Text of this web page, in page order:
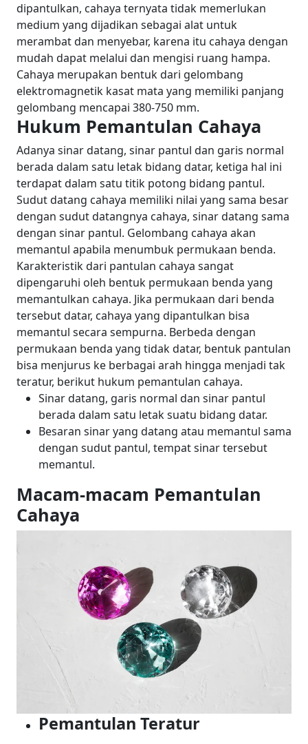
dipantulkan, cahaya ternyata tidak memerlukan
medium yang dijadikan sebagai alat untuk
merambat dan menyebar, karena itu cahaya dengan
mudah dapat melalui dan mengisi ruang hampa.
Cahaya merupakan bentuk dari gelombang
elektromagnetik kasat mata yang memiliki panjang
gelombang mencapai 380-750 mm.
Hukum Pemantulan Cahaya
Adanya sinar datang, sinar pantul dan garis normal
berada dalam satu letak bidang datar, ketiga hal ini
terdapat dalam satu titik potong bidang pantul.
Sudut datang cahaya memiliki nilai yang sama besar
dengan sudut datangnya cahaya, sinar datang sama
dengan sinar pantul. Gelombang cahaya akan
memantul apabila menumbuk permukaan benda.
Karakteristik dari pantulan cahaya sangat
dipengaruhi oleh bentuk permukaan benda yang
memantulkan cahaya. Jika permukaan dari benda
tersebut datar, cahaya yang dipantulkan bisa
memantul secara sempurna. Berbeda dengan
permukaan benda yang tidak datar, bentuk pantulan
bisa menjurus ke berbagai arah hingga menjadi tak
teratur, berikut hukum pemantulan cahaya.
Sinar datang, garis normal dan sinar pantul
berada dalam satu letak suatu bidang datar.
Besaran sinar yang datang atau memantul sama
dengan sudut pantul, tempat sinar tersebut
memantul.
Macam-macam Pemantulan
Cahaya
Pemantulan Teratur